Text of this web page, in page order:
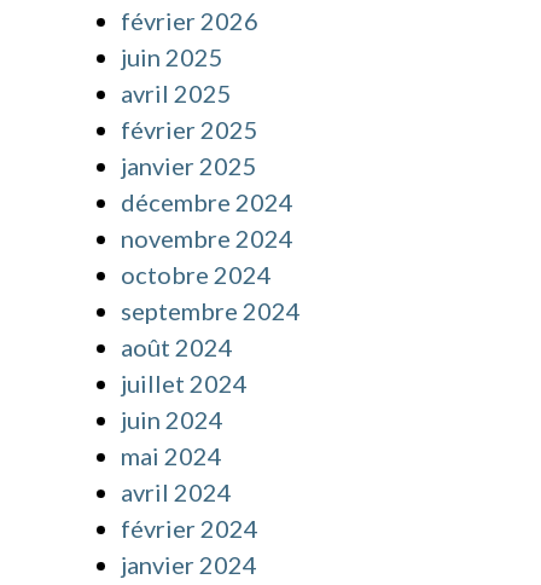
février 2026
juin 2025
avril 2025
février 2025
janvier 2025
décembre 2024
novembre 2024
octobre 2024
septembre 2024
août 2024
juillet 2024
juin 2024
mai 2024
avril 2024
février 2024
janvier 2024